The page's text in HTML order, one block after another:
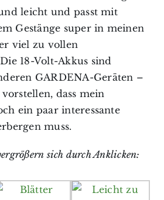
leicht und passt mit
Gestänge super in meinen
viel zu vollen
18-Volt-Akkus sind
GARDENA-Geräten –
dass mein
ein paar interessante
muss.
sich durch Anklicken: